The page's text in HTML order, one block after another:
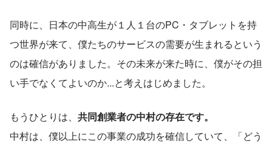
同時に、日本の中高生が１人１台のPC・タブレットを持
つ世界が来て、僕たちのサービスの需要が生まれるという
のは確信がありました。その未来が来た時に、僕がその担
い手でなくてよいのか...と考えはじめました。
もうひとりは、 共同創業者の中村の存在です。
中村は、僕以上にこの事業の成功を確信していて、「どう